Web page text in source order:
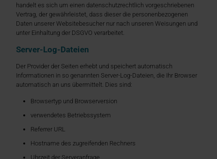
handelt es sich um einen datenschutzrechtlich vorgeschriebenen
Vertrag, der gewährleistet, dass dieser die personenbezogenen
Daten unserer Websitebesucher nur nach unseren Weisungen und
unter Einhaltung der DSGVO verarbeitet.
Server-Log-Dateien
Der Provider der Seiten erhebt und speichert automatisch
Informationen in so genannten Server-Log-Dateien, die Ihr Browser
automatisch an uns übermittelt. Dies sind:
Browsertyp und Browserversion
verwendetes Betriebssystem
Referrer URL
Hostname des zugreifenden Rechners
Uhrzeit der Serveranfrage